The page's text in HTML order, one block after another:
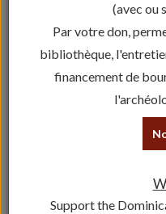
(avec ou
Par votre don,
bibliothèque,
financement de
Support the